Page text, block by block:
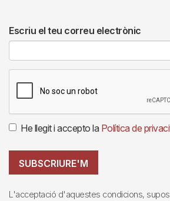
Escriu el teu correu electrònic
He llegit i accepto la Política de
SUBSCRIURE'M
L'acceptació d'aquestes condicions,